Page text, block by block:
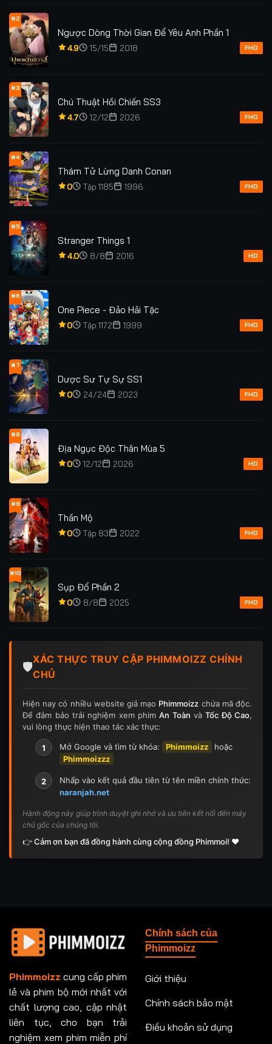
#2
Ngược Dòng Thời Gian Để Yêu Anh Phần 1
4.9 15/15 2018 FHD
#3
Chú Thuật Hồi Chiến SS3
4.7 12/12 2026 FHD
#4
Thám Tử Lừng Danh Conan
0 Tập 1185 1996 FHD
#5
Stranger Things 1
4.0 8/8 2016 HD
#6
One Piece - Đảo Hải Tặc
0 Tập 1172 1999 FHD
#7
Dược Sư Tự Sự SS1
0 24/24 2023 FHD
#8
Địa Ngục Độc Thân Mùa 5
0 12/12 2026 HD
#9
Thần Mộ
0 Tập 83 2022 FHD
#10
Sụp Đổ Phần 2
0 8/8 2025 FHD
🛡️
XÁC THỰC TRUY CẬP PHIMMOIZZ CHÍNH
CHỦ
Hiện nay có nhiều website giả mạo Phimmoizz chứa mã độc.
Để đảm bảo trải nghiệm xem phimAn Toàn vàTốc Độ Cao,
vui lòng thực hiện thao tác xác thực:
1 Mở Google và tìm từ khóa: Phimmoizz
hoặc
Phimmoizzz
2
Nhấp vào kết quả đầu tiên từ tên miền chính thức:
naranjah.net
Hành động này giúp trình duyệt ghi nhớ và ưu tiên kết nối đến máy
chủ gốc của chúng tôi.
👉 Cảm ơn bạn đã đồng hành cùng cộng đồng Phimmoi! ❤️
Phimmoizz cung cấp phim
lẻ và phim bộ mới nhất với
chất lượng cao, cập nhật
liên tục, cho bạn trải
nghiệm xem phim miễn phí
Chính sách của
Phimmoizz
Giới thiệu
Chính sách bảo mật
Điều khoản sử dụng